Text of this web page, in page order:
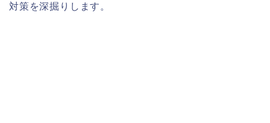
対策を深掘りします。